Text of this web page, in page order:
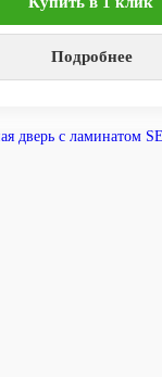
Подробнее